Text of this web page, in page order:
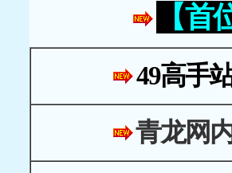
【
49高手
青龙网